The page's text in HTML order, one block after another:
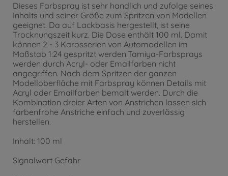
Dieses Farbspray ist sehr handlich und zufolge seines
Inhalts und seiner Größe zum Spritzen von Modellen
geeignet. Da auf Lackbasis hergestellt, ist seine
Trocknungszeit kurz. Die Dose enthält 100 ml. Damit
können 2 - 3 Karosserien von Automodellen im
Maßstab 1:24 gespritzt werden.Tamiya-Farbsprays
werden durch Acryl- oder Emailfarben nicht
angegriffen. Nach dem Spritzen der ganzen
Modelloberfläche mit Farbspray können Details mit
Acryl oder Emailfarben bemalt werden. Durch die
Kombination dreier Arten von Anstrichen lassen sich
farbenfrohe Anstriche einfach und zuverlässig
herstellen.
Inhalt: 100 ml
Signalwort Gefahr